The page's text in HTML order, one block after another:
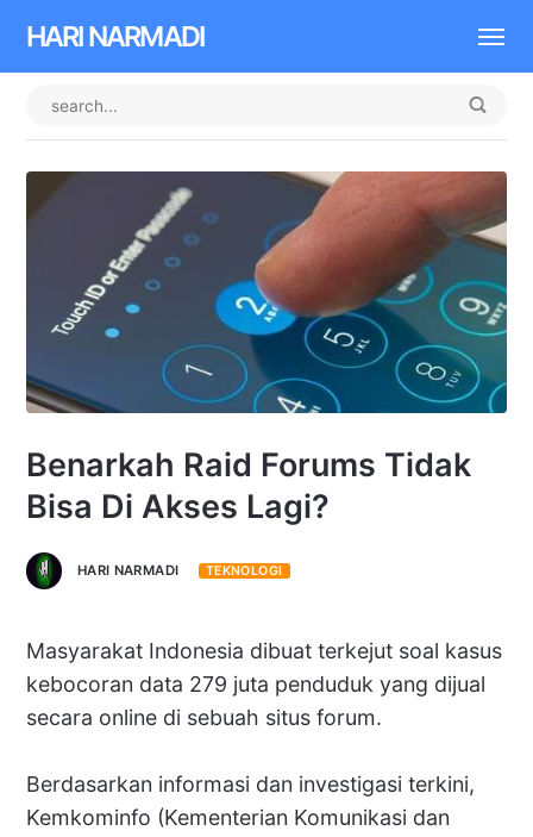
HARI NARMADI
Benarkah Raid Forums Tidak
Bisa Di Akses Lagi?
HARI NARMADI TEKNOLOGI
Masyarakat Indonesia dibuat terkejut soal kasus
kebocoran data 279 juta penduduk yang dijual
secara online di sebuah situs forum.
Berdasarkan informasi dan investigasi terkini,
Kemkominfo (Kementerian Komunikasi dan